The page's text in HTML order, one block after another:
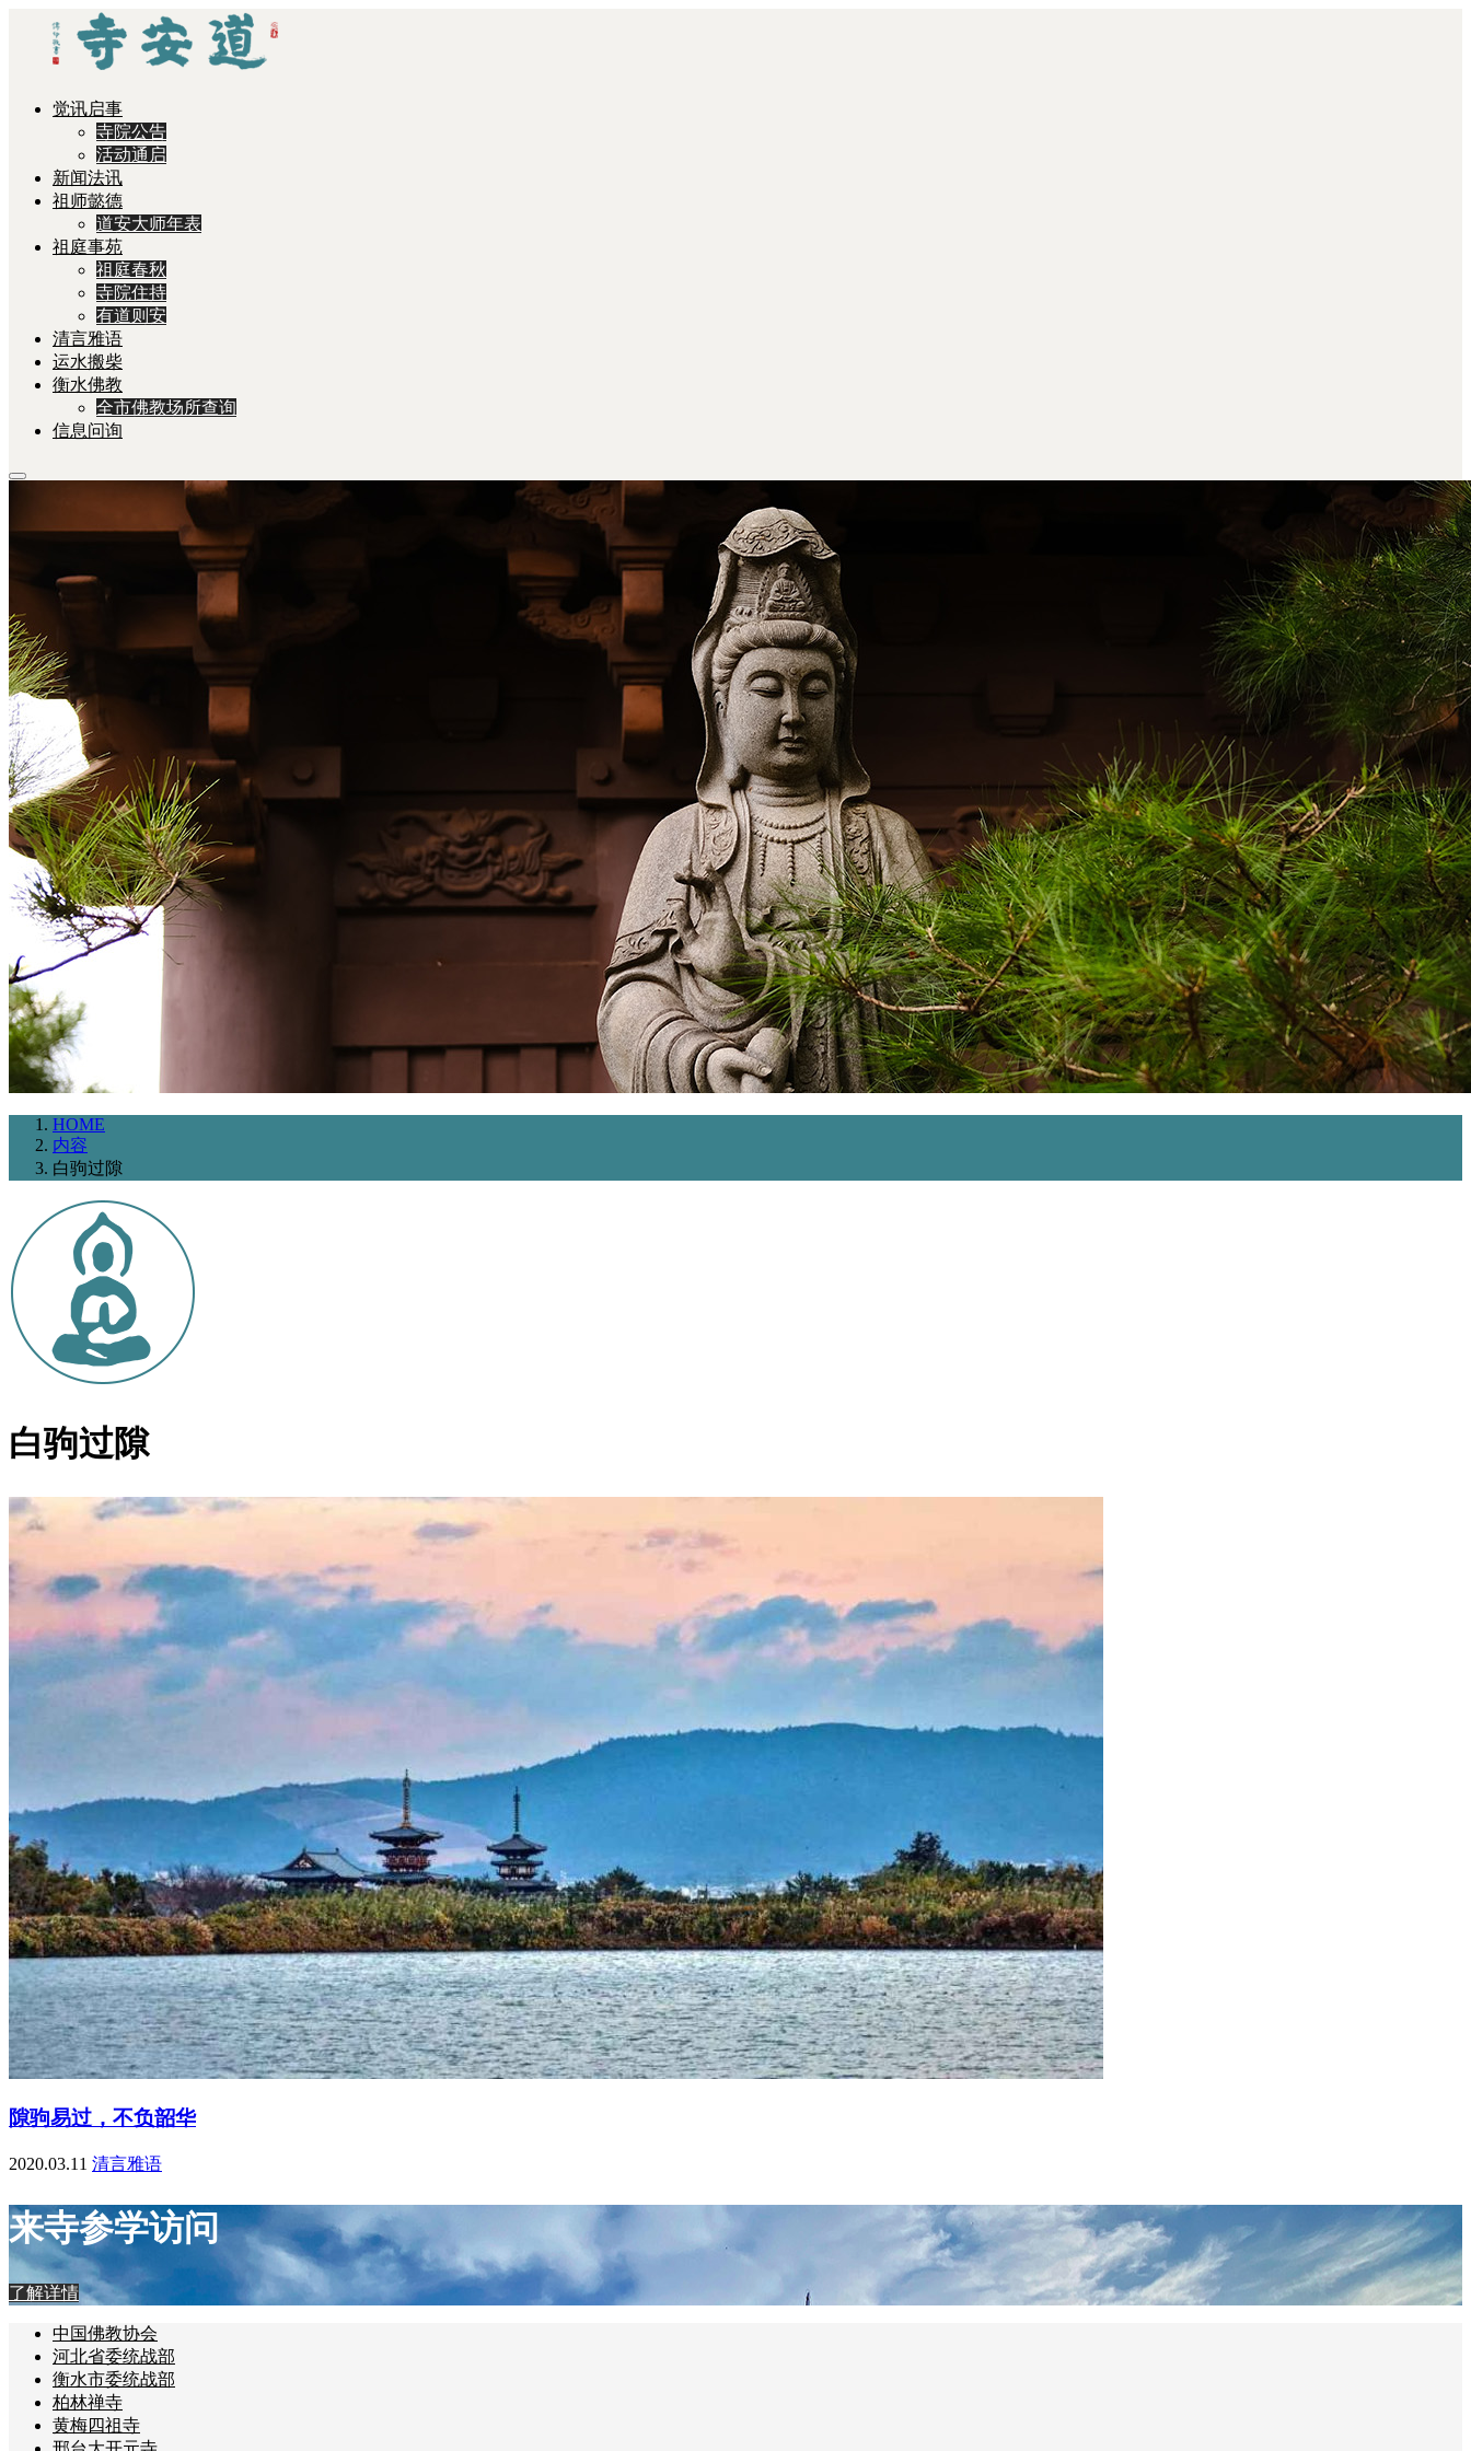
觉讯启事
寺院公告
活动通启
新闻法讯
祖师懿德
道安大师年表
祖庭事苑
祖庭春秋
寺院住持
有道则安
清言雅语
运水搬柴
衡水佛教
全市佛教场所查询
信息问询
HOME
内容
白驹过隙
白驹过隙
隙驹易过，不负韶华
2020.03.11 清言雅语
来寺参学访问
了解详情
中国佛教协会
河北省委统战部
衡水市委统战部
柏林禅寺
黄梅四祖寺